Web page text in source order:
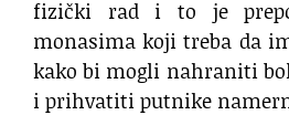
fizički rad i to je
monasima koji treba da
kako bi mogli nahraniti
i prihvatiti putnike